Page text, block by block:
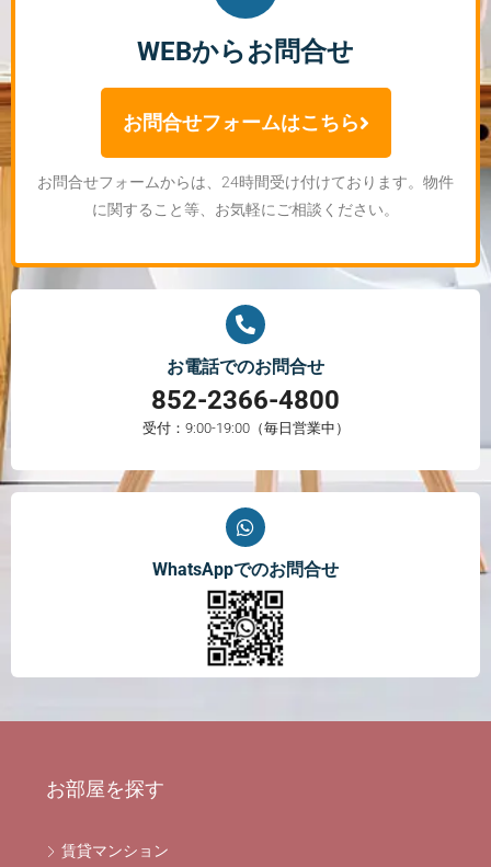
WEBからお問合せ
お問合せフォームはこちら
お問合せフォームからは、24時間受け付けております。物件
に関すること等、お気軽にご相談ください。
お電話でのお問合せ
852-2366-4800
受付：9:00-19:00（毎日営業中）
WhatsAppでのお問合せ
お部屋を探す
賃貸マンション